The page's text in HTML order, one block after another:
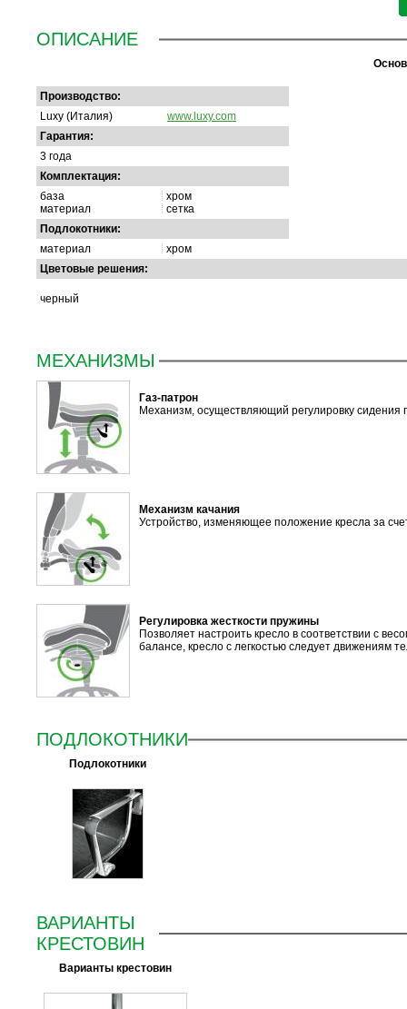
ОПИСАНИЕ
Производство:
Luxy (Италия) www.luxy.com
Гарантия:
3 года
Комплектация:
база
хром
материал
сетка
Подлокотники:
материал
хром
Цветовые решения:
черный
МЕХАНИЗМЫ
Газ-патрон
Механизм, осуществляющий регулировку
Механизм качания
Устройство, изменяющее положение кресла за
Регулировка жесткости пружины
Позволяет настроить кресло в соответствии с
балансе, кресло с легкостью следует движениям
ПОДЛОКОТНИКИ
Подлокотники
ВАРИАНТЫ
КРЕСТОВИН
Варианты крестовин